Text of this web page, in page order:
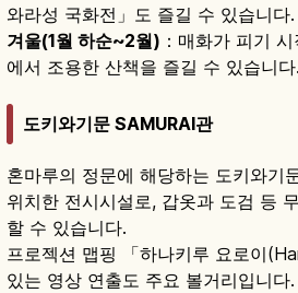
와라성 국화전」도 즐길 수 있습니다.
겨울(1월 하순~2월) ：매화가 피기
에서 조용한 산책을 즐길 수 있습니다.
도키와기문 SAMURAI관
혼마루의 정문에 해당하는 도키와기
위치한 전시시설로, 갑옷과 도검 등
할 수 있습니다.
프로젝션 맵핑 「하나키루 요로이
있는 영상 연출도 주요 볼거리입니다.